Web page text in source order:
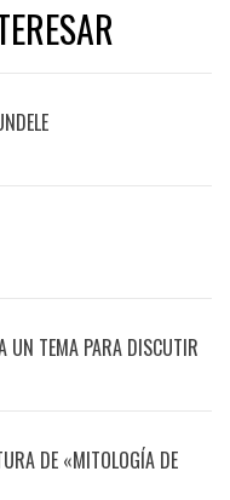
UN TEMA PARA DISCUTIR
DE «MITOLOGÍA DE